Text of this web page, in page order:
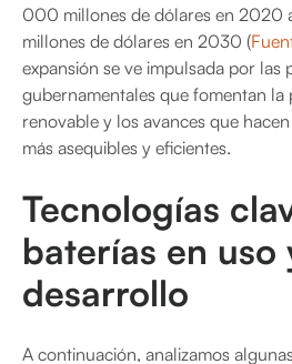
000 millones de dólares en 2020
millones de dólares en 2030 (
expansión se ve impulsada por las
gubernamentales que fomentan
renovable y los avances que
más asequibles y eficientes.
Tecnologías
baterías en uso
desarrollo
A continuación, analizamos